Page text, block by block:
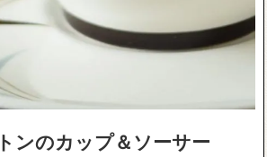
ンのカップ＆ソーサー